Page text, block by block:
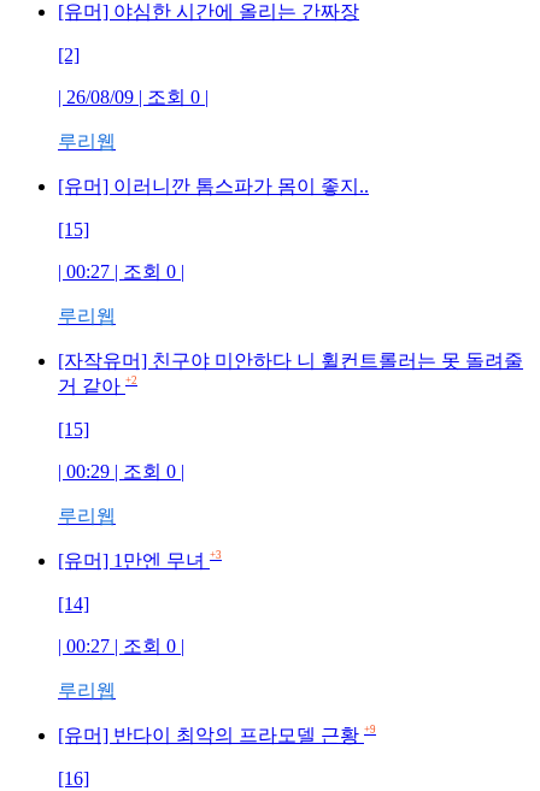
[유머] 야심한 시간에 올리는 간짜장
[2]
| 26/08/09 | 조회 0 |
루리웹
[유머] 이러니깐 톰스파가 몸이 좋지..
[15]
| 00:27 | 조회 0 |
루리웹
[자작유머] 친구야 미안하다 니 휠컨트롤러는 못 돌려줄
거 같아 +2
[15]
| 00:29 | 조회 0 |
루리웹
[유머] 1만엔 무녀 +3
[14]
| 00:27 | 조회 0 |
루리웹
[유머] 반다이 최악의 프라모델 근황 +9
[16]